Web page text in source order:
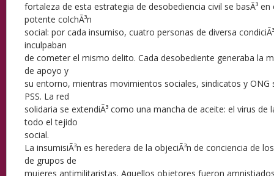
fortaleza de esta estrategia de desobediencia civil se basÃ³
potente colchÃ³n
social: por cada insumiso, cuatro personas de diversa
inculpaban
de cometer el mismo delito. Cada desobediente generaba la
de apoyo y
su entorno, mientras movimientos sociales, sindicatos y ONG
PSS. La red
solidaria se extendiÃ³ como una mancha de aceite: el virus de
todo el tejido
social.
La insumisiÃ³n es heredera de la objeciÃ³n de conciencia de
de grupos de
mujeres antimilitaristas. Aquellos objetores fueron